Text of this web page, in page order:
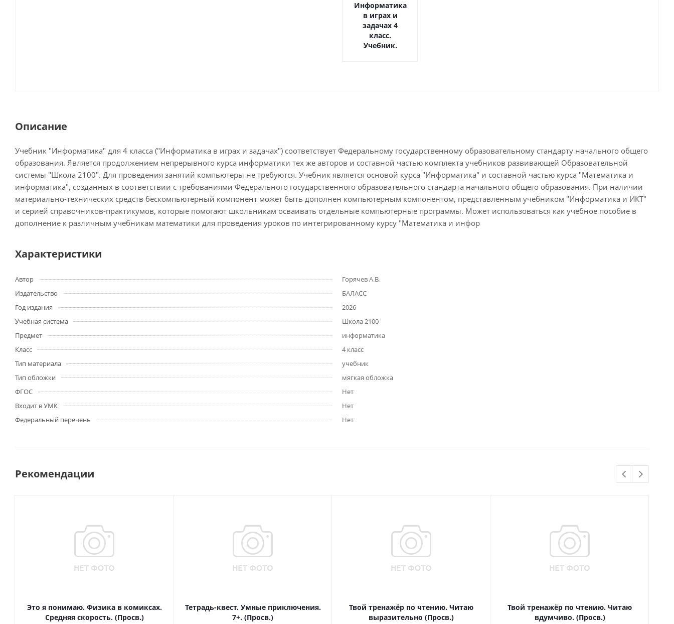
Информатика
в играх и
задачах 4
класс.
Учебник.
Описание
Учебник "Информатика" для 4 класса ("Информатика в играх и задачах") соответствует Федеральному государственному образовательному стандарту начального общего
образования. Является продолжением непрерывного курса информатики тех же авторов и составной частью комплекта учебников развивающей Образовательной
системы "Школа 2100". Для проведения занятий компьютеры не требуются. Учебник является основой курса "Информатика" и составной частью курса "Математика и
информатика", созданных в соответствии с требованиями Федерального государственного образовательного стандарта начального общего образования. При наличии
материально-технических средств бескомпьютерный компонент может быть дополнен компьютерным компонентом, представленным учебником "Информатика и ИКТ"
и серией справочников-практикумов, которые помогают школьникам осваивать отдельные компьютерные программы. Может использоваться как учебное пособие в
дополнение к различным учебникам математики для проведения уроков по интегрированному курсу "Математика и инфор
Характеристики
Автор
Горячев А.В.
Издательство
БАЛАСС
Год издания
2026
Учебная система
Школа 2100
Предмет
информатика
Класс
4 класс
Тип материала
учебник
Тип обложки
мягкая обложка
ФГОС
Нет
Входит в УМК
Нет
Федеральный перечень
Нет
Рекомендации
Это я понимаю. Физика в комиксах.
Средняя скорость. (Просв.)
Тетрадь-квест. Умные приключения.
7+. (Просв.)
Твой тренажёр по чтению. Читаю
выразительно (Просв.)
Твой тренажёр по чтению. Читаю
вдумчиво. (Просв.)